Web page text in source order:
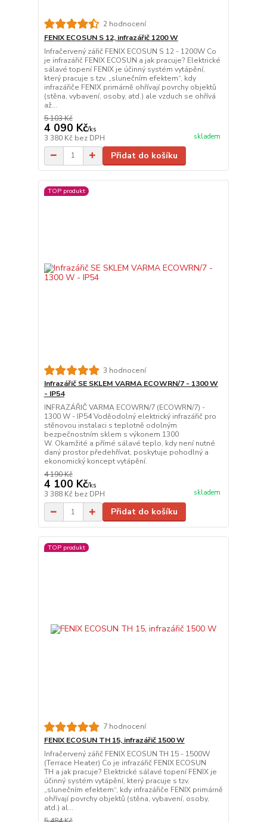
2 hodnocení
FENIX ECOSUN S 12, infrazářič 1200 W
Infračervený zářič FENIX ECOSUN S 12 - 1200W Co
je infrazářič FENIX ECOSUN a jak pracuje? Elektrické
sálavé topení FENIX je účinný systém vytápění,
který pracuje s tzv. „slunečním efektem“, kdy
infrazářiče FENIX primárně ohřívají povrchy objektů
(stěna, vybavení, osoby, atd.) ale vzduch se ohřívá
až...
5 103 Kč
4 090 Kč/ks
3 380 Kč bez DPH skladem
Přidat do košíku
TOP produkt
3 hodnocení
Infrazářič SE SKLEM VARMA ECOWRN/7 - 1300 W
- IP54
INFRAZÁŘIČ VARMA ECOWRN/7 (ECOWRN/7) -
1300 W - IP54 Voděodolný elektrický infrazářič pro
stěnovou instalaci s teplotně odolným
bezpečnostním sklem s výkonem 1300
W. Okamžité a přímé sálavé teplo, kdy není nutné
daný prostor předehřívat, poskytuje pohodlný a
ekonomický koncept vytápění.
4 190 Kč
4 100 Kč/ks
3 388 Kč bez DPH skladem
Přidat do košíku
TOP produkt
7 hodnocení
FENIX ECOSUN TH 15, infrazářič 1500 W
Infračervený zářič FENIX ECOSUN TH 15 - 1500W
(Terrace Heater) Co je infrazářič FENIX ECOSUN
TH a jak pracuje? Elektrické sálavé topení FENIX je
účinný systém vytápění, který pracuje s tzv.
„slunečním efektem“, kdy infrazářiče FENIX primárně
ohřívají povrchy objektů (stěna, vybavení, osoby,
atd.) al...